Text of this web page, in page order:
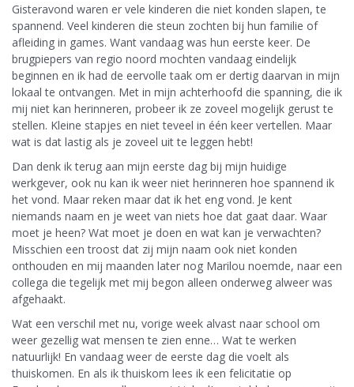
Gisteravond waren er vele kinderen die niet konden slapen, te
spannend. Veel kinderen die steun zochten bij hun familie of
afleiding in games. Want vandaag was hun eerste keer. De
brugpiepers van regio noord mochten vandaag eindelijk
beginnen en ik had de eervolle taak om er dertig daarvan in mijn
lokaal te ontvangen. Met in mijn achterhoofd die spanning, die ik
mij niet kan herinneren, probeer ik ze zoveel mogelijk gerust te
stellen. Kleine stapjes en niet teveel in één keer vertellen. Maar
wat is dat lastig als je zoveel uit te leggen hebt!
Dan denk ik terug aan mijn eerste dag bij mijn huidige
werkgever, ook nu kan ik weer niet herinneren hoe spannend ik
het vond. Maar reken maar dat ik het eng vond. Je kent
niemands naam en je weet van niets hoe dat gaat daar. Waar
moet je heen? Wat moet je doen en wat kan je verwachten?
Misschien een troost dat zij mijn naam ook niet konden
onthouden en mij maanden later nog Marilou noemde, naar een
collega die tegelijk met mij begon alleen onderweg alweer was
afgehaakt.
Wat een verschil met nu, vorige week alvast naar school om
weer gezellig wat mensen te zien enne… Wat te werken
natuurlijk! En vandaag weer de eerste dag die voelt als
thuiskomen. En als ik thuiskom lees ik een felicitatie op